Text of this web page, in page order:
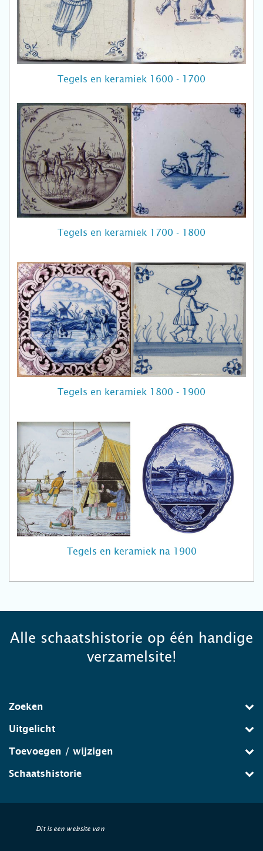
Tegels en keramiek 1600 - 1700
Tegels en keramiek 1700 - 1800
Tegels en keramiek 1800 - 1900
Tegels en keramiek na 1900
Alle schaatshistorie op één handige
verzamelsite!
Zoeken
Uitgelicht
Toevoegen / wijzigen
Schaatshistorie
Dit is een website van